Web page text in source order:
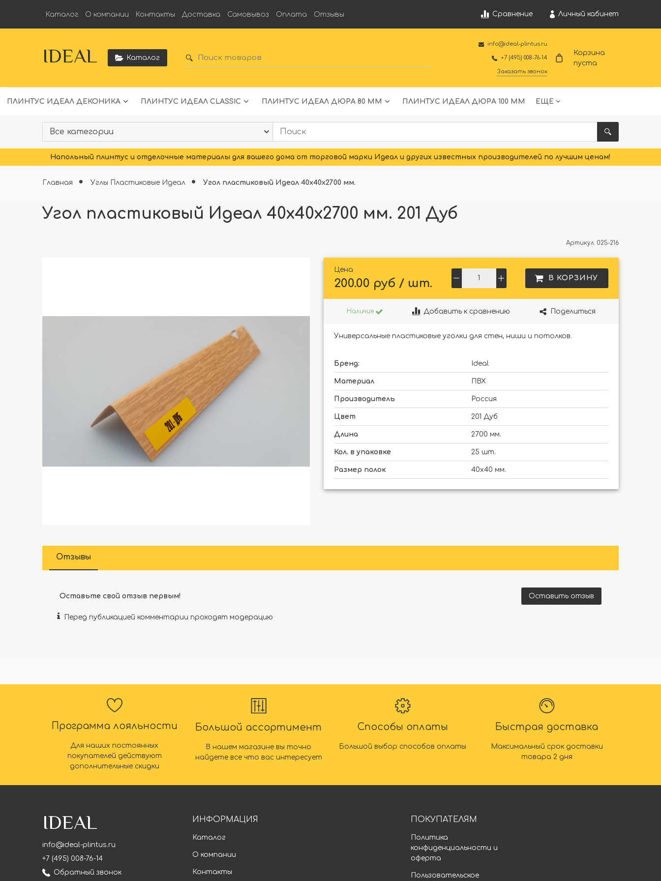
Сравнение Личный кабинет
Каталог О компании Контакты Доставка Самовывоз Оплата Отзывы
IDEAL Каталог
info@ideal-plintus.ru
+7 (495) 008-76-14
Заказать звонок
Корзина
пуста
ПЛИНТУС ИДЕАЛ ДЕКОНИКА ПЛИНТУС ИДЕАЛ CLASSIC ПЛИНТУС ИДЕАЛ ДЮРА 80 ММ ПЛИНТУС ИДЕАЛ ДЮРА 100 ММ ЕЩЕ
Напольный плинтус и отделочные материалы для вашего дома от торговой марки Идеал и других известных производителей по лучшим ценам!
Главная Углы Пластиковые Идеал Угол пластиковый Идеал 40х40х2700 мм.
Угол пластиковый Идеал 40х40х2700 мм. 201 Дуб
Артикул: 025-216
Цена
200.00 руб / шт. В КОРЗИНУ
Наличие Добавить к сравнению Поделиться
Универсальные пластиковые уголки для стен, ниши и потолков.
Бренд: Ideal
Материал ПВХ
Производитель Россия
Цвет 201 Дуб
Длина 2700 мм.
Кол. в упаковке 25 шт.
Размер полок 40х40 мм.
Отзывы
Оставьте свой отзыв первым! Оставить отзыв
Перед публикацией комментарии проходят модерацию
Программа лояльности
Для наших постоянных
покупателей действуют
дополнительные скидки
Большой ассортимент
В нашем магазине вы точно
найдете все что вас интересует
Способы оплаты
Большой выбор способов оплаты
Быстрая доставка
Максимальный срок доставки
товара 2 дня
IDEAL
info@ideal-plintus.ru
+7 (495) 008-76-14
Обратный звонок
ИНФОРМАЦИЯ
Каталог
О компании
Контакты
ПОКУПАТЕЛЯМ
Политика
конфиденциальности и
оферта
Пользовательское